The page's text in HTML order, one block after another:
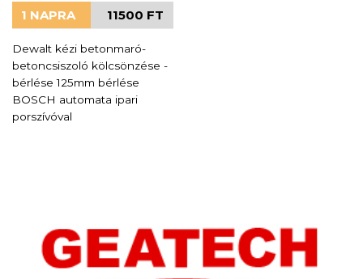
1 NAPRA 11500 FT
Dewalt kézi betonmaró-
betoncsiszoló kölcsönzése -
bérlése 125mm bérlése
BOSCH automata ipari
porszívóval